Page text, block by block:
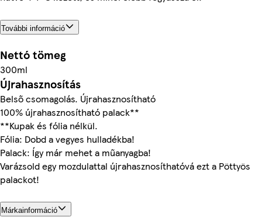
További információ
Nettó tömeg
300ml
Újrahasznosítás
Belső csomagolás. Újrahasznosítható
100% újrahasznosítható palack**
**Kupak és fólia nélkül.
Fólia: Dobd a vegyes hulladékba!
Palack: Így már mehet a műanyagba!
Varázsold egy mozdulattal újrahasznosíthatóvá ezt a Pöttyös
palackot!
Márkainformáció